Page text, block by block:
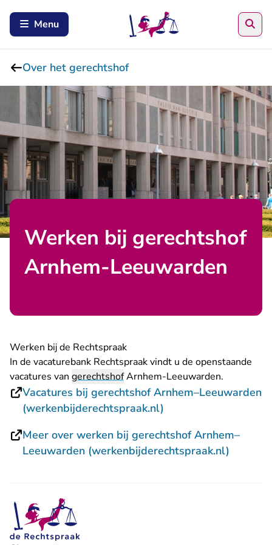
Menu
Over het gerechtshof
Werken bij gerechtshof
Arnhem-Leeuwarden
Werken bij de Rechtspraak
In de vacaturebank Rechtspraak vindt u de openstaande
vacatures van gerechtshofArnhem-Leeuwarden.
Vacatures bij gerechtshof Arnhem–Leeuwarden
(werkenbijderechtspraak.nl)
Meer over werken bij gerechtshof Arnhem–
Leeuwarden (werkenbijderechtspraak.nl)